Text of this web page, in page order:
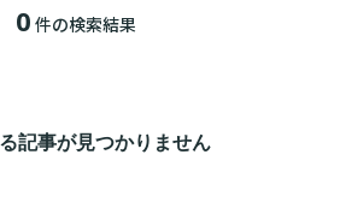
0 件の検索結果
記事が見つかりません